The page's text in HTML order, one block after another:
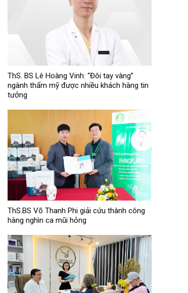
ThS. BS Lê Hoàng Vinh: “Đôi tay vàng”
ngành thẩm mỹ được nhiều khách hàng tin
tưởng
ThS.BS Võ Thanh Phi giải cứu thành công
hàng nghìn ca mũi hỏng